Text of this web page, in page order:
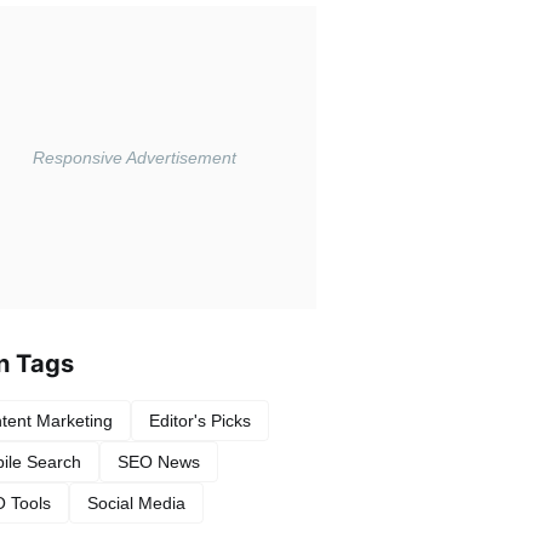
Tags
Marketing Editor's Picks
Search SEO News
Tools Social Media